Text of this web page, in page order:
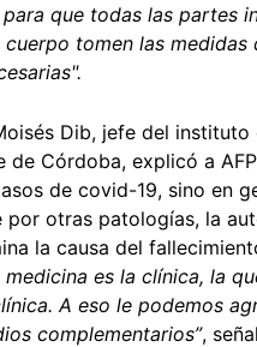
que todas las partes
tomen las medidas
Dib, jefe del instituto
de Córdoba, explicó a
de covid-19, sino en
por otras patologías, la
la causa del
es la clínica, la
A eso le podemos
complementarios”,